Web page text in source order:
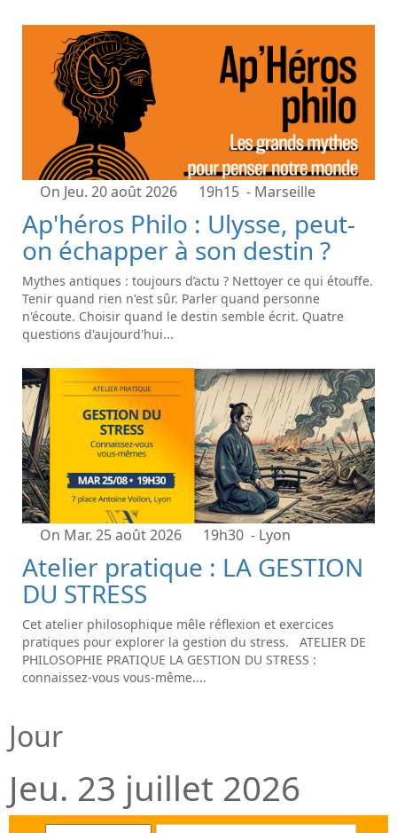
On Jeu. 20 août 2026 19h15 - Marseille
Ap'héros Philo : Ulysse, peut-
on échapper à son destin ?
Mythes antiques : toujours d’actu ? Nettoyer ce qui étouffe.
Tenir quand rien n'est sûr. Parler quand personne
n'écoute. Choisir quand le destin semble écrit. Quatre
questions d'aujourd'hui...
On Mar. 25 août 2026 19h30 - Lyon
Atelier pratique : LA GESTION
DU STRESS
Cet atelier philosophique mêle réflexion et exercices
pratiques pour explorer la gestion du stress. ATELIER DE
PHILOSOPHIE PRATIQUE LA GESTION DU STRESS :
connaissez-vous vous-même....
Jour
Jeu. 23 juillet 2026